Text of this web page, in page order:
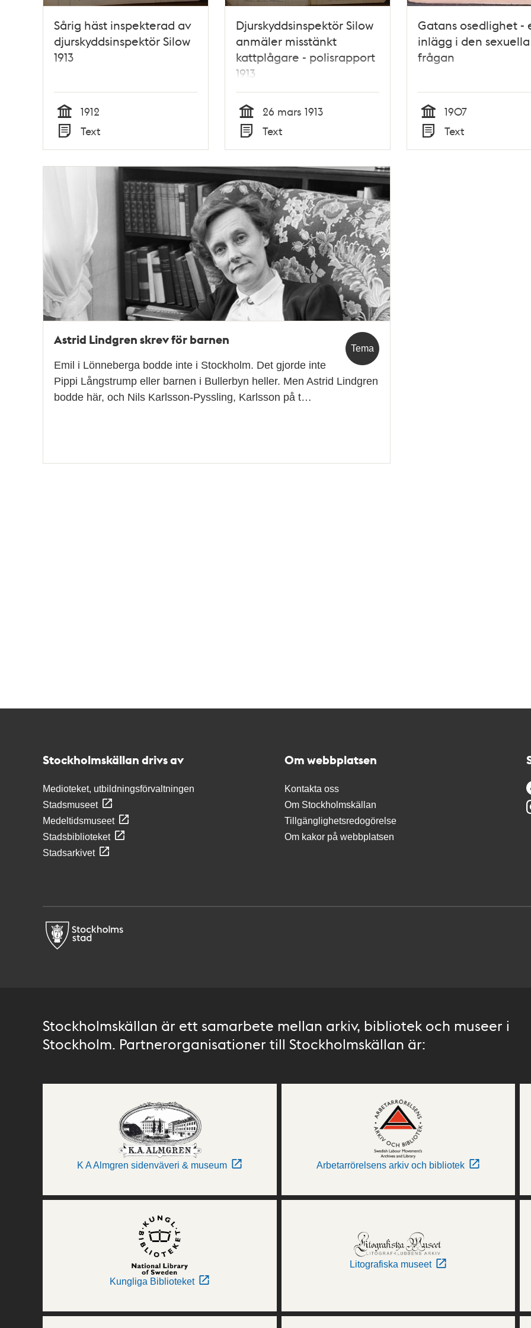
Sårig häst inspekterad av
djurskyddsinspektör Silow
1913
Tid
1912
Typ
Text
Djurskyddsinspektör Silow
anmäler misstänkt
kattplågare - polisrapport
1913
Tid
26 mars 1913
Typ
Text
Gatans osedlighet -
inlägg i den sexuella
frågan
Tid
1907
Typ
Text
Tema
Astrid Lindgren skrev för barnen
Emil i Lönneberga bodde inte i Stockholm. Det gjorde inte
Pippi Långstrump eller barnen i Bullerbyn heller. Men Astrid Lindgren
bodde här, och Nils Karlsson-Pyssling, Karlsson på t…
Stockholmskällan drivs av
Medioteket, utbildningsförvaltningen
Stadsmuseet
Medeltidsmuseet
Stadsbiblioteket
Stadsarkivet
Om webbplatsen
Kontakta oss
Om Stockholmskällan
Tillgänglighetsredogörelse
Om kakor på webbplatsen
Stockholmskällan är ett samarbete mellan arkiv, bibliotek och museer i
Stockholm. Partnerorganisationer till Stockholmskällan är:
K A Almgren sidenväveri & museum Arbetarrörelsens arkiv och bibliotek
Kungliga Biblioteket
Litografiska museet